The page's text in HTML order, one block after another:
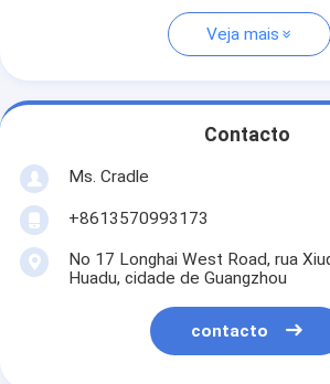
Veja mais
Contacto
Ms. Cradle
+8613570993173
No 17 Longhai West Road, rua
Huadu, cidade de Guangzhou
contacto